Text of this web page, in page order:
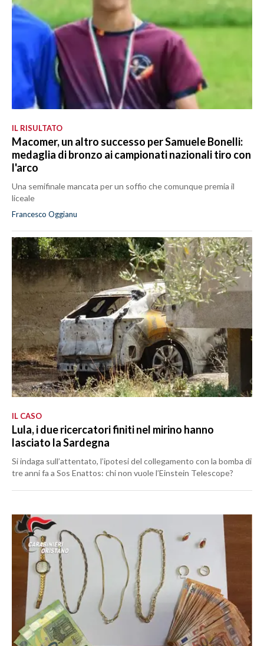
IL RISULTATO
Macomer, un altro successo per Samuele Bonelli:
medaglia di bronzo ai campionati nazionali tiro con
l'arco
Una semifinale mancata per un soffio che comunque premia il
liceale
Francesco Oggianu
IL CASO
Lula, i due ricercatori finiti nel mirino hanno
lasciato la Sardegna
Si indaga sull’attentato, l’ipotesi del collegamento con la bomba di
tre anni fa a Sos Enattos: chi non vuole l’Einstein Telescope?